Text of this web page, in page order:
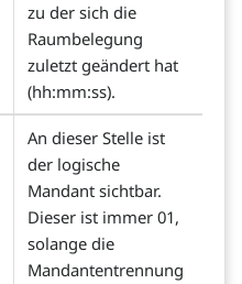
zu der sich die
Raumbelegung
zuletzt geändert hat
(hh:mm:ss).
An dieser Stelle ist
der logische
Mandant sichtbar.
Dieser ist immer 01,
solange die
Mandantentrennung